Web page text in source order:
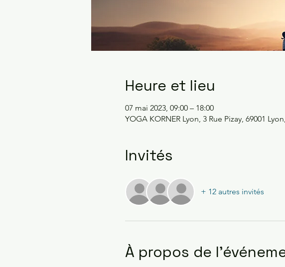
Heure et lieu
07 mai 2023, 09:00 – 18:00
YOGA KORNER Lyon, 3 Rue Pizay, 69001
Invités
+ 12 autres invités
À propos de